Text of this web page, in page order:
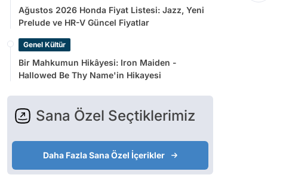
Ağustos 2026 Honda Fiyat Listesi: Jazz, Yeni
Prelude ve HR-V Güncel Fiyatlar
Genel Kültür
Bir Mahkumun Hikâyesi: Iron Maiden -
Hallowed Be Thy Name'in Hikayesi
Sana Özel Seçtiklerimiz
Daha Fazla Sana Özel İçerikler